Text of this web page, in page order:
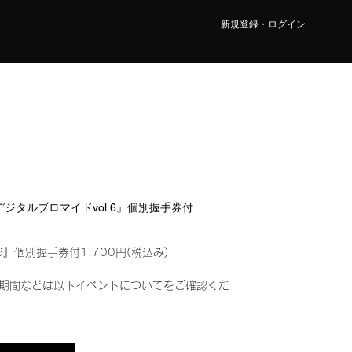
新規登録・ログイン
ジタルブロマイドvol.6』個別握手券付
』個別握手券付1,700円(税込み)
間などは以下イベントについてをご確認くだ